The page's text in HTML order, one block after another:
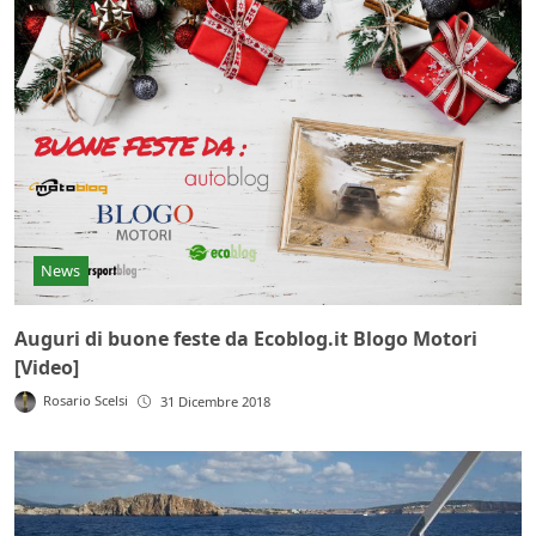
News
Auguri di buone feste da Ecoblog.it Blogo Motori
[Video]
Rosario Scelsi 31 Dicembre 2018